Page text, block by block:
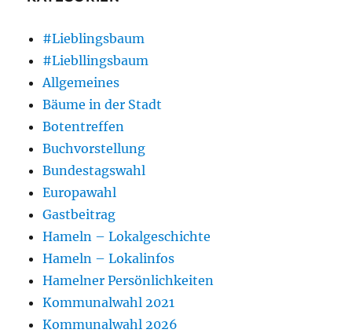
#Lieblingsbaum
#Liebllingsbaum
Allgemeines
Bäume in der Stadt
Botentreffen
Buchvorstellung
Bundestagswahl
Europawahl
Gastbeitrag
Hameln – Lokalgeschichte
Hameln – Lokalinfos
Hamelner Persönlichkeiten
Kommunalwahl 2021
Kommunalwahl 2026